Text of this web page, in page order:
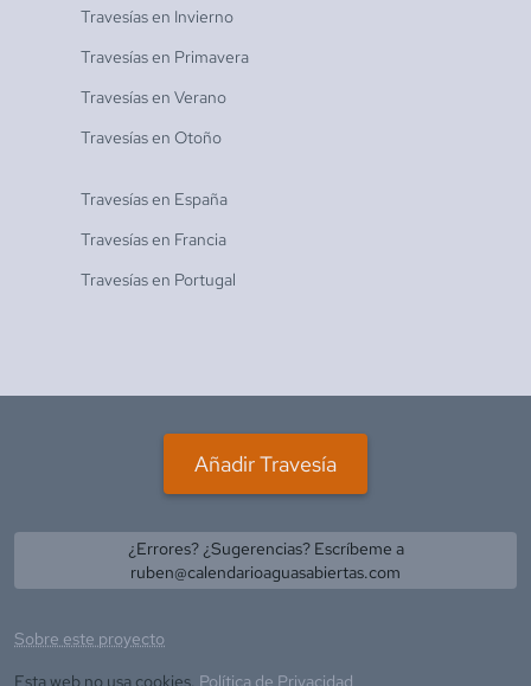
Travesías en Invierno
Travesías en Primavera
Travesías en Verano
Travesías en Otoño
Travesías en España
Travesías en Francia
Travesías en Portugal
Añadir Travesía
¿Errores? ¿Sugerencias? Escríbeme a
ruben@calendarioaguasabiertas.com
Sobre este proyecto
Esta web no usa cookies. Política de Privacidad